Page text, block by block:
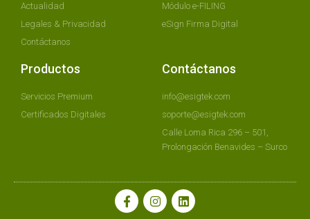
Actualidad
Legales & Privacidad
Contáctanos
Módulo e-FILING
eSign Firma Digital
Productos
Servicios Premium
Certificados Digitales
Contáctanos
info@esigtek.com
soporte@esigtek.com
Calle Loma Rica 296 – 501,
Prolongación Benavides – Surco